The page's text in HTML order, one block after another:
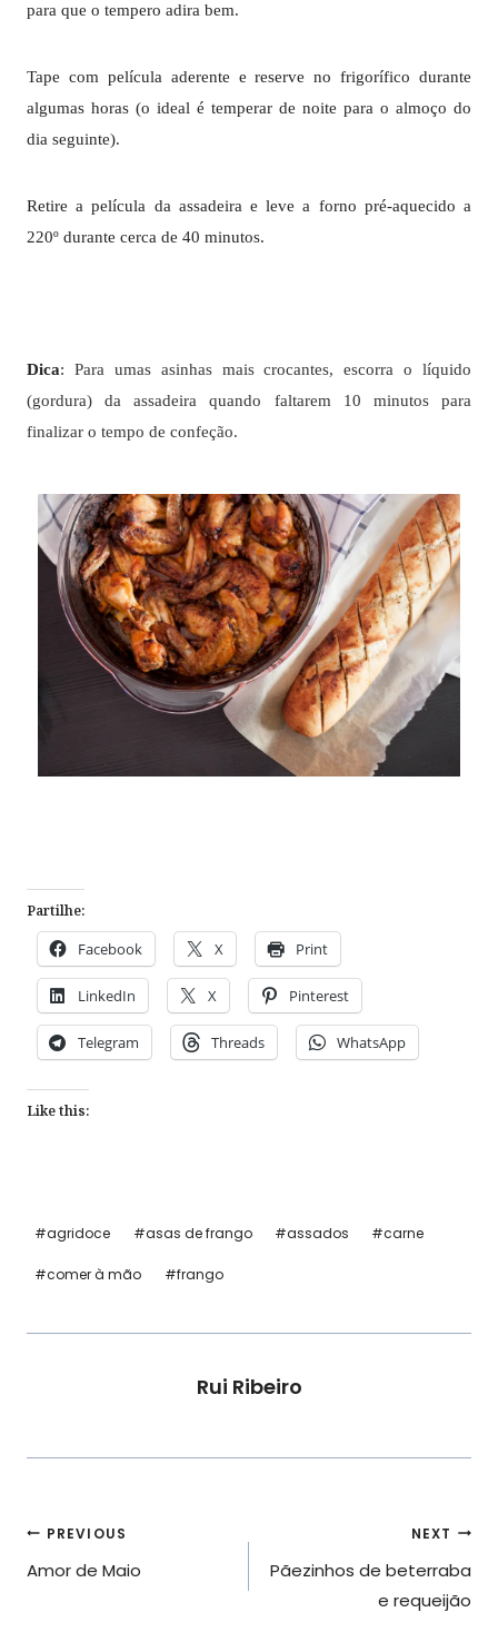
para que o tempero adira bem.
Tape com película aderente e reserve no frigorífico durante
algumas horas (o ideal é temperar de noite para o almoço do
dia seguinte).
Retire a película da assadeira e leve a forno pré-aquecido a
220º durante cerca de 40 minutos.
Dica: Para umas asinhas mais crocantes, escorra o líquido
(gordura) da assadeira quando faltarem 10 minutos para
finalizar o tempo de confeção.
Partilhe:
Facebook X Print
LinkedIn X Pinterest
Telegram Threads WhatsApp
Like this:
Post
#agridoce #asas de frango #assados #carne
#comer à mão #frango
Rui Ribeiro
Navegação
de
PREVIOUS
Amor de Maio
NEXT
Pãezinhos de beterraba
e requeijão